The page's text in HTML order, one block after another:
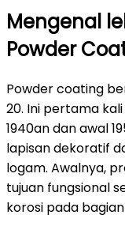
Mengenal
Powder
Powder coating
20. Ini pertama
1940an dan awal
lapisan dekoratif
logam. Awalnya,
tujuan fungsional
korosi pada